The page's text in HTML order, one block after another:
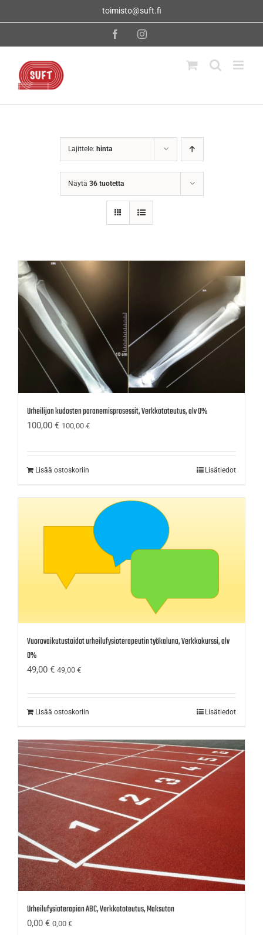
toimisto@suft.fi
FacebookInstagram
Lajittele: hinta
Näytä 36 tuotetta
Urheilijan kudosten paranemisprosessit, Verkkototeutus, alv 0%
100,00 € 100,00 €
Lisää ostoskoriin Lisätiedot
Vuorovaikutustaidot urheilufysioterapeutin työkaluna, Verkkokurssi, alv
0%
49,00 € 49,00 €
Lisää ostoskoriin Lisätiedot
Urheilufysioterapian ABC, Verkkototeutus, Maksuton
0,00 € 0,00 €